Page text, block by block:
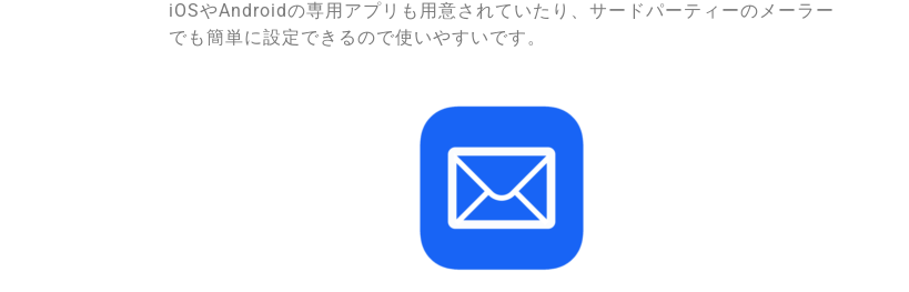
iOSやAndroidの専用アプリも用意されていたり、サードパーティーのメーラー
でも簡単に設定できるので使いやすいです。